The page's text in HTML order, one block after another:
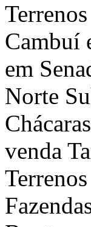
Cambuí
em
Norte
venda